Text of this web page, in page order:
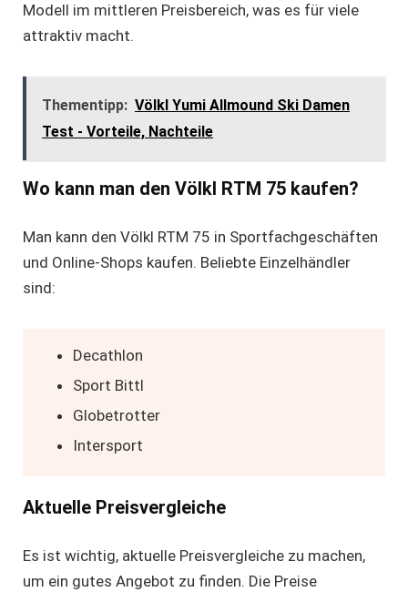
Modell im mittleren Preisbereich, was es für viele
attraktiv macht.
Thementipp: Völkl Yumi Allmound Ski Damen
Test - Vorteile, Nachteile
Wo kann man den Völkl RTM 75 kaufen?
Man kann den Völkl RTM 75 in Sportfachgeschäften
und Online-Shops kaufen. Beliebte Einzelhändler
sind:
Decathlon
Sport Bittl
Globetrotter
Intersport
Aktuelle Preisvergleiche
Es ist wichtig, aktuelle Preisvergleiche zu machen,
um ein gutes Angebot zu finden. Die Preise